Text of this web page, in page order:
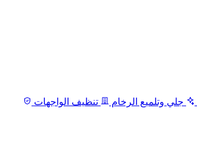
جلي وتلميع الرخام
تنظيف الواجهات